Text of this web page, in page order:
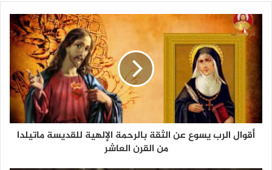
أقوال الرب يسوع عن الثقة بالرحمة الإلهية للقديسة ماتيلدا
من القرن العاشر